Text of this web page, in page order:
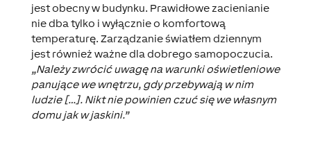
jest obecny w budynku. Prawidłowe zacienianie
nie dba tylko i wyłącznie o komfortową
temperaturę. Zarządzanie światłem dziennym
jest również ważne dla dobrego samopoczucia.
„Należy zwrócić uwagę na warunki oświetleniowe
panujące we wnętrzu, gdy przebywają w nim
ludzie […]. Nikt nie powinien czuć się we własnym
domu jak w jaskini.”